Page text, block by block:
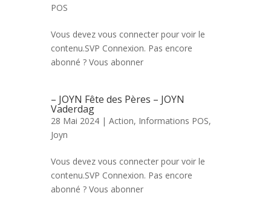
POS
Vous devez vous connecter pour voir le
contenu.SVP Connexion. Pas encore
abonné ? Vous abonner
– JOYN Fête des Pères – JOYN
Vaderdag
28 Mai 2024 | Action, Informations POS,
Joyn
Vous devez vous connecter pour voir le
contenu.SVP Connexion. Pas encore
abonné ? Vous abonner